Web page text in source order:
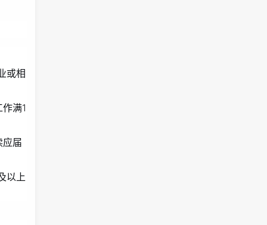
或相
满1
应届
以上